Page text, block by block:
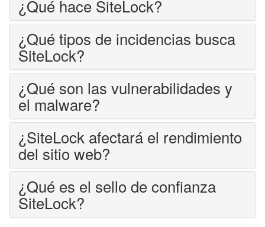
¿Qué hace SiteLock?
¿Qué tipos de incidencias busca
SiteLock?
¿Qué son las vulnerabilidades y
el malware?
¿SiteLock afectará el rendimiento
del sitio web?
¿Qué es el sello de confianza
SiteLock?